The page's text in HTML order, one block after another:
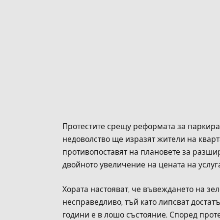
Протестите срещу реформата за
недоволство ще изразят жители на
противопоставят на плановете за
двойното увеличение на цената на
Хората настояват, че въвеждането на
несправедливо, тъй като липсват
години е в лошо състояние. Според